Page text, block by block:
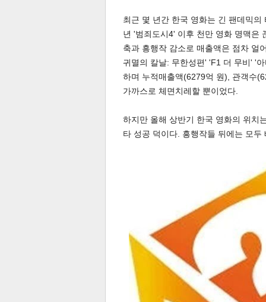
스북 터 공 공유 버블
달기
최근 몇 년간 한국 영화는 긴 팬데믹
년 '범죄도시4' 이후 천만 영화 명맥은
축과 흥행작 감소로 매출액은 점차 얼
귀멸의 칼날: 무한성편' 'F1 더 무비' '
하며 누적매출액(6279억 원), 관객수
가까스로 체면치레할 뿐이었다.
하지만 올해 상반기 한국 영화의 위치
타 성공 덕이다. 흥행작들 뒤에는 모두